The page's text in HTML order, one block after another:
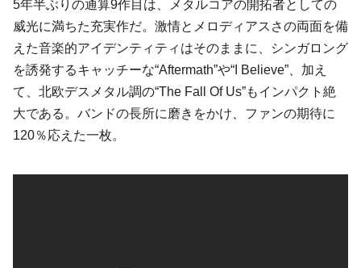
5年半ぶりの通算9作目は、メタルコアの開拓者としての
威光に満ちた充実作だ。激情とメロディアスさの両面を備
えた音楽的アイデンティティはそのままに、シンガロング
を誘発するキャッチーな“Aftermath”や“I Believe”、加え
て、北欧デスメタル調の“The Fall Of Us”もインパクト絶
大である。バンドの長所に磨きをかけ、ファンの期待に
120％応えた一枚。